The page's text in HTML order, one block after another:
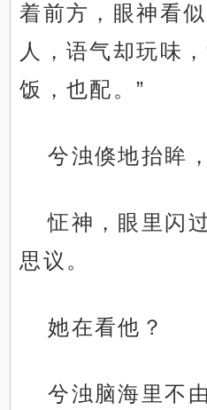
着前方，眼神看
人，语气却玩味
饭，也配。”
兮浊倏地抬眸
怔神，眼里闪
思议。
她在看他？
兮浊脑海里不